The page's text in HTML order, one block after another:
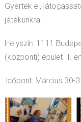
Gyertek el,
játékunkra!
Helyszín: 1111
(központi) épület II.
Időpont: Március 30-